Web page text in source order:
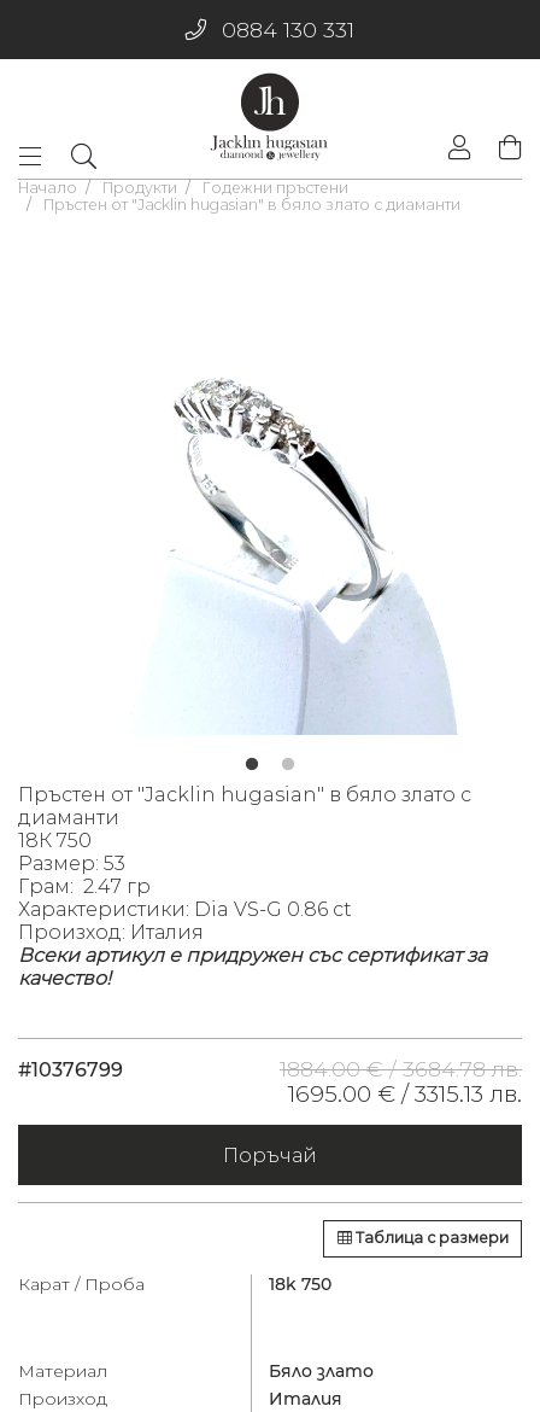
0884 130 331
Начало Продукти
Годежни пръстени
Пръстен от "Jacklin hugasian" в бяло злато с диаманти
Пръстен от "Jacklin hugasian" в бяло злато с
диаманти
18К 750
Размер: 53
Грам: 2.47 гр
Характеристики: Dia VS-G 0.86 ct
Произход: Италия
Всеки артикул е придружен със сертификат за
качество!
#10376799 1884.00 € /3684.78 лв.
1695.00 € /3315.13 лв.
Поръчай
Таблица с размери
Карат / Проба 18k 750
Материал
Бяло злато
Произход
Италия